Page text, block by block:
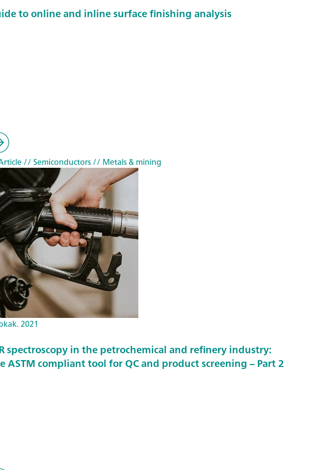
to online and inline surface finishing analysis
// Semiconductors// Metals & mining
2021
spectroscopy in the petrochemical and refinery industry:
ASTM compliant tool for QC and product screening – Part 2